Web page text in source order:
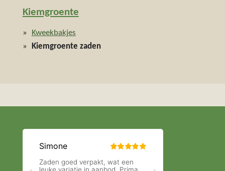
Kiemgroente
Kweekbakjes
Kiemgroente zaden